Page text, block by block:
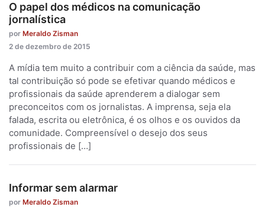
O papel dos médicos na comunicação
jornalística
por Meraldo Zisman
2 de dezembro de 2015
A mídia tem muito a contribuir com a ciência da saúde, mas
tal contribuição só pode se efetivar quando médicos e
profissionais da saúde aprenderem a dialogar sem
preconceitos com os jornalistas. A imprensa, seja ela
falada, escrita ou eletrônica, é os olhos e os ouvidos da
comunidade. Compreensível o desejo dos seus
profissionais de […]
Informar sem alarmar
por Meraldo Zisman